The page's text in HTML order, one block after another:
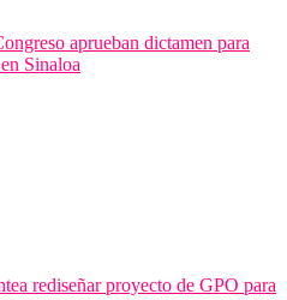
aprueban dictamen para
Sinaloa
rediseñar proyecto de GPO para